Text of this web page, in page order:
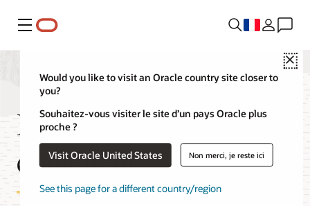
Menu
Would you like to visit an Oracle country site closer to
you?
Souhaitez-vous visiter le site d’un pays Oracle plus
proche ?
Visit Oracle United States Non merci, je reste ici
See this page for a different country/region
Instances de
conteneur